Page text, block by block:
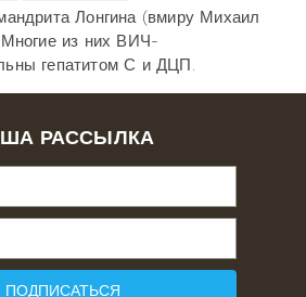
Лонгина (вмиру Михаил
из них ВИЧ-
гепатитом С и ДЦП.
РАССЫЛКА
ПОДПИСАТЬСЯ